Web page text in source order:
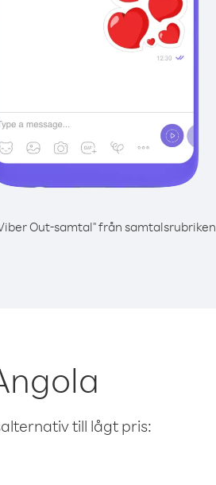
Out-samtal" från samtalsrubriken
till lågt pris: